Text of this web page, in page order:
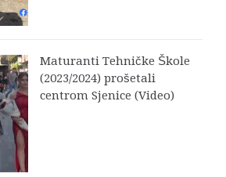
Maturanti Tehničke Škole
(2023/2024) prošetali
centrom Sjenice (Video)